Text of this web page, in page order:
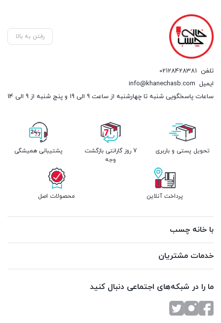
رفتن به بالا
تلفن 02128428381
ایمیل info@khanechasb.com
ساعات پاسخگویی شنبه تا چهارشنبه از ساعت 9 الی 19 و پنج شنبه از 9 الی 14
تحویل پستی و باربری
7 روز گارانتی بازگشت
وجه
پشتیبانی همیشگی
پرداخت آنلاین محصولات اصل
با خانه چسب
خدمات مشتریان
ما را در شبکه‌های اجتماعی دنبال کنید